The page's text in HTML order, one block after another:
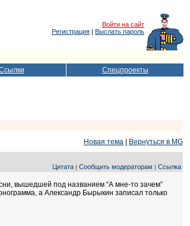
Войти на сайт
Регистрация | Выслать пароль
Спецпроекты
Новая тема
Вернуться в MG
Цитата | Сообщить модераторам | Ссылка
вышедшей под названием “А мне-то зачем”
а Александр Бырыкин записал только